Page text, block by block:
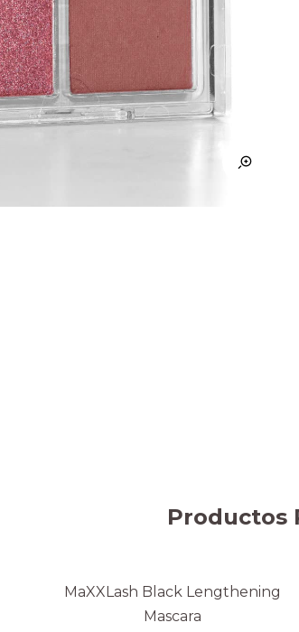
Productos
MaXXLash Black Lengthening
Mascara